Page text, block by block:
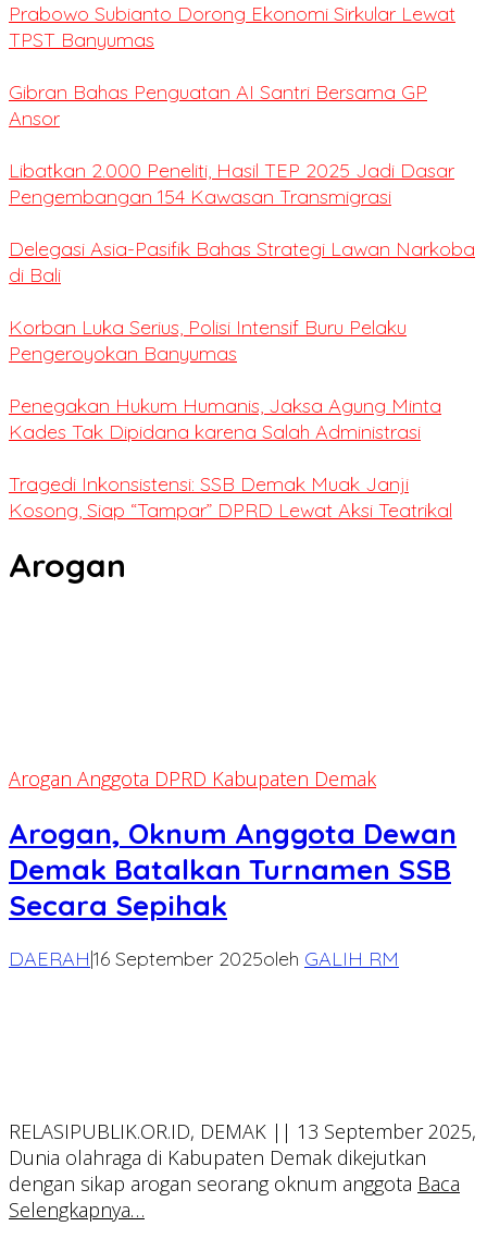
Prabowo Subianto Dorong Ekonomi Sirkular Lewat
TPST Banyumas
Gibran Bahas Penguatan AI Santri Bersama GP
Ansor
Libatkan 2.000 Peneliti, Hasil TEP 2025 Jadi Dasar
Pengembangan 154 Kawasan Transmigrasi
Delegasi Asia-Pasifik Bahas Strategi Lawan Narkoba
di Bali
Korban Luka Serius, Polisi Intensif Buru Pelaku
Pengeroyokan Banyumas
Penegakan Hukum Humanis, Jaksa Agung Minta
Kades Tak Dipidana karena Salah Administrasi
Tragedi Inkonsistensi: SSB Demak Muak Janji
Kosong, Siap “Tampar” DPRD Lewat Aksi Teatrikal
Arogan
Arogan Anggota DPRD Kabupaten Demak
Arogan, Oknum Anggota Dewan
Demak Batalkan Turnamen SSB
Secara Sepihak
DAERAH|16 September 2025oleh GALIH RM
RELASIPUBLIK.OR.ID, DEMAK || 13 September 2025,
Dunia olahraga di Kabupaten Demak dikejutkan
dengan sikap arogan seorang oknum anggota Baca
Selengkapnya…